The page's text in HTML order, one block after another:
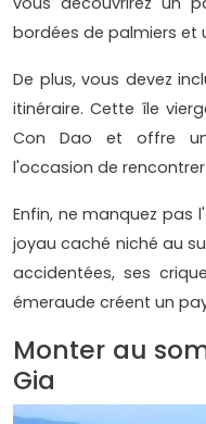
bordées de palmiers et
De plus, vous devez
itinéraire. Cette île
Con Dao et offre
l'occasion de
Enfin, ne manquez pas
joyau caché niché au
accidentées, ses
émeraude créent un
Monter au
Gia